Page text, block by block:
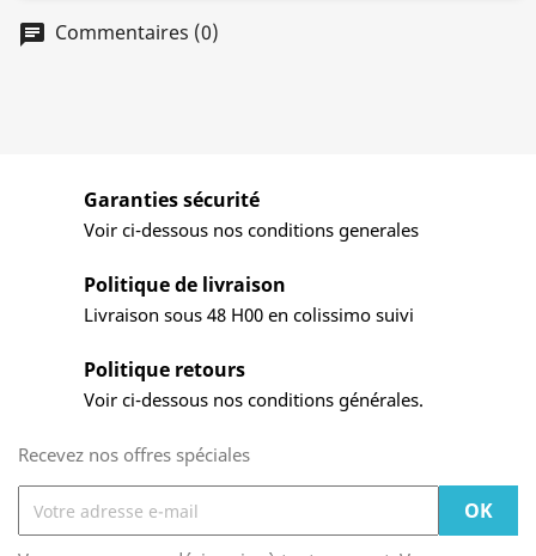
Commentaires (0)
Garanties sécurité
Voir ci-dessous nos conditions generales
Politique de livraison
Livraison sous 48 H00 en colissimo suivi
Politique retours
Voir ci-dessous nos conditions générales.
Recevez nos offres spéciales